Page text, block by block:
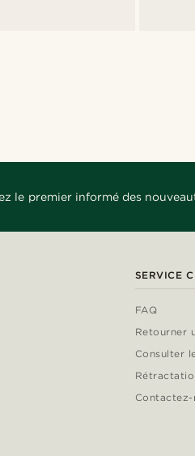
le premier informé des
SERVICE
FAQ
Retourner
Consulter
Contactez-